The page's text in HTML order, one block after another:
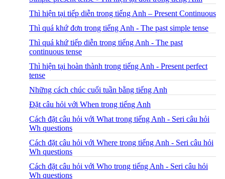
Thì hiện tại tiếp diễn trong tiếng Anh – Present Continuous
Thì quá khứ đơn trong tiếng Anh - The past simple tense
Thì quá khứ tiếp diễn trong tiếng Anh - The past
continuous tense
Thì hiện tại hoàn thành trong tiếng Anh - Present perfect
tense
Những cách chúc cuối tuần bằng tiếng Anh
Đặt câu hỏi với When trong tiếng Anh
Cách đặt câu hỏi với What trong tiếng Anh - Seri câu hỏi
Wh questions
Cách đặt câu hỏi với Where trong tiếng Anh - Seri câu hỏi
Wh questions
Cách đặt câu hỏi với Who trong tiếng Anh - Seri câu hỏi
Wh questions